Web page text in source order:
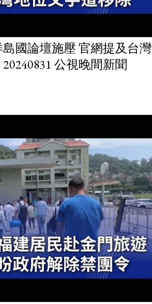
國論壇施壓 官網提及台灣
公視晚間新聞